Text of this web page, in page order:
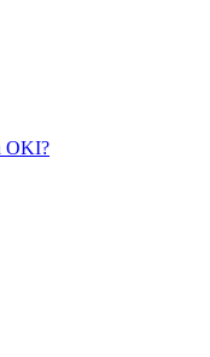
OKI?